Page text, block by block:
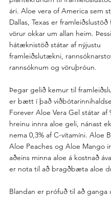
ári. Aloe vera of America sem
Dallas, Texas er framleiðslustöð
vörur okkar um allan heim. Þessi
hátæknistöð státar af nýjustu
framleiðslutækni,
rannsóknum og vöruþróun.
Þegar gelið kemur til
er bætt í það
Forever Aloe Vera Gel státar af
hreinu innra aloe geli, nánast
nema 0,3% af C-vítamíni. Aloe
Aloe Peaches og Aloe Mango
aðeins minna aloe á kostnað
er nota til að bragðbæta aloe
Blandan er prófuð til að ganga